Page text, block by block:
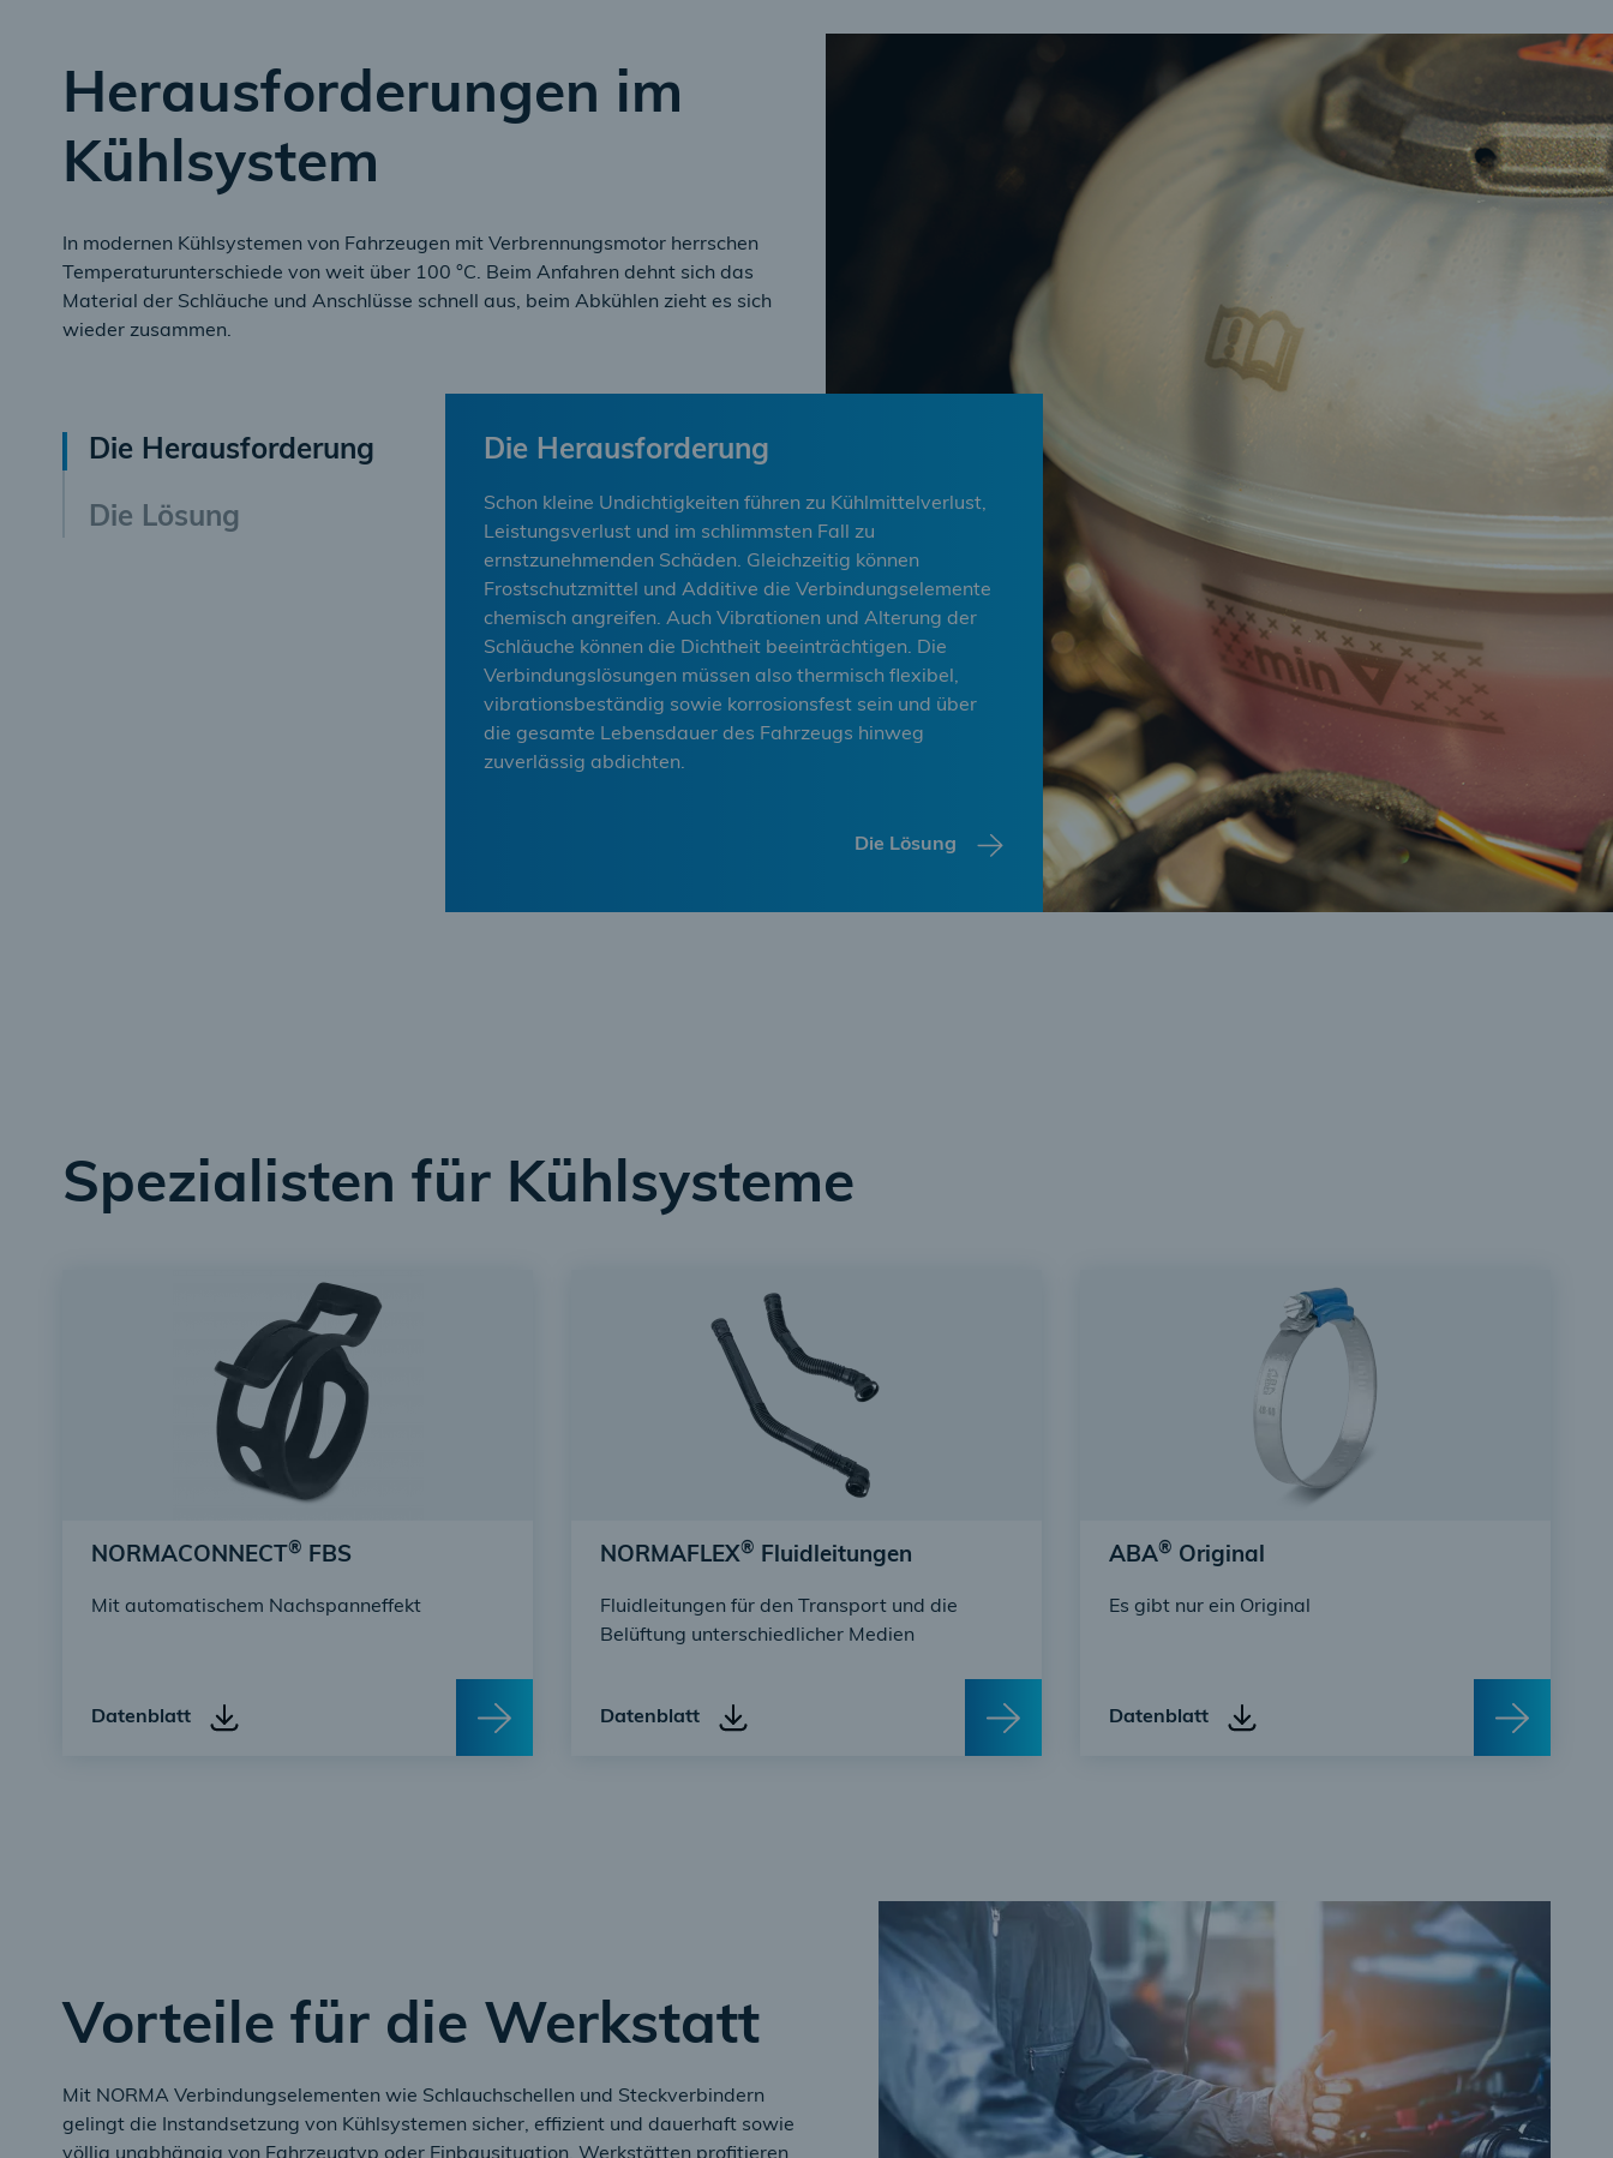
Herausforderungen im
Kühlsystem
In modernen Kühlsystemen von Fahrzeugen mit Verbrennungsmotor herrschen
Temperaturunterschiede von weit über 100 °C. Beim Anfahren dehnt sich das
Material der Schläuche und Anschlüsse schnell aus, beim Abkühlen zieht es sich
wieder zusammen.
Die Herausforderung
Die Lösung
Die Herausforderung
Schon kleine Undichtigkeiten führen zu Kühlmittelverlust,
Leistungsverlust und im schlimmsten Fall zu
ernstzunehmenden Schäden. Gleichzeitig können
Frostschutzmittel und Additive die Verbindungselemente
chemisch angreifen. Auch Vibrationen und Alterung der
Schläuche können die Dichtheit beeinträchtigen. Die
Verbindungslösungen müssen also thermisch flexibel,
vibrationsbeständig sowie korrosionsfest sein und über
die gesamte Lebensdauer des Fahrzeugs hinweg
zuverlässig abdichten.
Die Lösung
Spezialisten für Kühlsysteme
NORMACONNECT ® FBS
Mit automatischem Nachspanneffekt
Datenblatt
NORMAFLEX® Fluidleitungen
Fluidleitungen für den Transport und die
Belüftung unterschiedlicher Medien
Datenblatt
ABA® Original
Es gibt nur ein Original
Datenblatt
Vorteile für die Werkstatt
Mit NORMA Verbindungselementen wie Schlauchschellen und Steckverbindern
gelingt die Instandsetzung von Kühlsystemen sicher, effizient und dauerhaft sowie